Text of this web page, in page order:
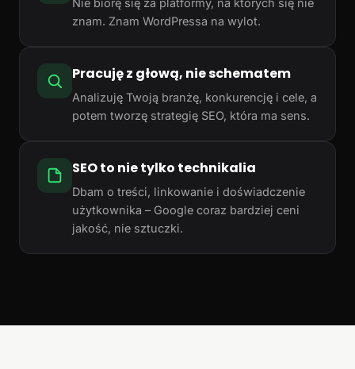
znam. Znam WordPressa na wylot.
Pracuję z głową, nie schematem
Analizuję Twoją branżę, konkurencję i cele, a
potem tworzę strategię SEO, która ma sens.
SEO to nie tylko technikalia
Dbam o treści, linkowanie i doświadczenie
użytkownika – Google coraz bardziej ceni
jakość, nie sztuczki.